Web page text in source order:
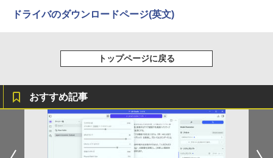
￥30,906
Anker Soundcore Liberty 5 ミッドナイトブ
軽量 ブルートゥースHi-Fi 最大36時間再生 ぶ
るーとゅーす コードレス ENCノイズキャン
セリング 自動ペアリング Type-C充電 マイク
付き 防水 タッチ式音量調整 スポーツ/通勤/通
学/WEB会議(ホワイト)
On My Road (Stadium ver.)
￥250
強炭酸水 ペットボトル 500ミリリットル (Sm
art Basic)
￥1,625
ONE PIECE モノクロ版 115 (ジャンプコミッ
￥572
ドライバのダウンロードページ(英文)
トップページに戻る
おすすめ記事